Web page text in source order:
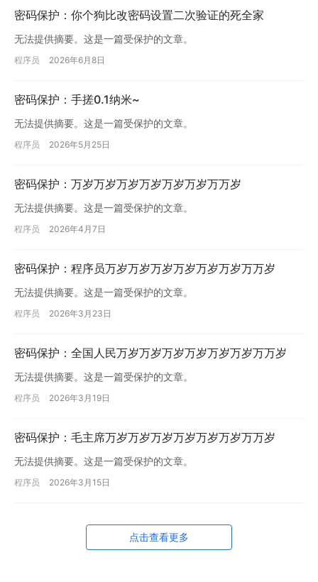
密码保护：你个狗比改密码设置二次验证的死全家
无法提供摘要。这是一篇受保护的文章。
程序员 2026年6月8日
密码保护：手搓0.1纳米~
无法提供摘要。这是一篇受保护的文章。
程序员 2026年5月25日
密码保护：万岁万岁万岁万岁万岁万岁万万岁
无法提供摘要。这是一篇受保护的文章。
程序员 2026年4月7日
密码保护：程序员万岁万岁万岁万岁万岁万岁万万岁
无法提供摘要。这是一篇受保护的文章。
程序员 2026年3月23日
密码保护：全国人民万岁万岁万岁万岁万岁万岁万万岁
无法提供摘要。这是一篇受保护的文章。
程序员 2026年3月19日
密码保护：毛主席万岁万岁万岁万岁万岁万岁万万岁
无法提供摘要。这是一篇受保护的文章。
程序员 2026年3月15日
点击查看更多